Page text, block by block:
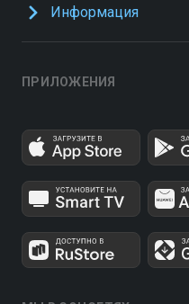
Информация
ПРИЛОЖЕНИЯ